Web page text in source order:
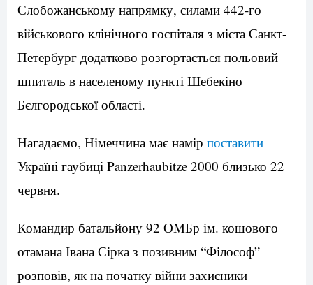
Слобожанському напрямку, силами 442-го
військового клінічного госпіталя з міста Санкт-
Петербург додатково розгортається польовий
шпиталь в населеному пункті Шебекіно
Бєлгородської області.
Нагадаємо, Німеччина має намір поставити
Україні гаубиці Panzerhaubitze 2000 близько 22
червня.
Командир батальйону 92 ОМБр ім. кошового
отамана Івана Сірка з позивним “Філософ”
розповів, як на початку війни захисники